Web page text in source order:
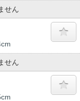
せん
せん